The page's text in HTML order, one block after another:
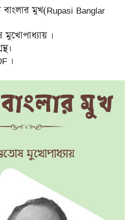
মুখ(Rupasi Banglar
।
।